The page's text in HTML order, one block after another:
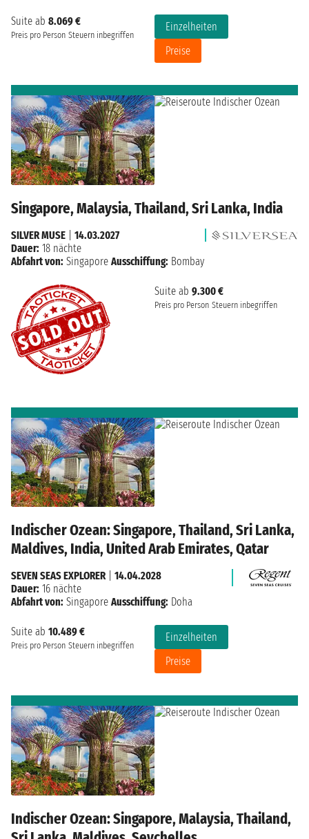
Suite ab 8.069 €
Preis pro Person Steuern inbegriffen
Einzelheiten
Preise
Singapore, Malaysia, Thailand, Sri Lanka, India
Suite ab 9.300 €
Preis pro Person Steuern inbegriffen
SILVER MUSE
14.03.2027
Dauer: 18 nächte
Abfahrt von: Singapore Ausschiffung: Bombay
Indischer Ozean: Singapore, Thailand, Sri Lanka,
Maldives, India, United Arab Emirates, Qatar
Suite ab 10.489 €
Preis pro Person Steuern inbegriffen
Einzelheiten
Preise
SEVEN SEAS EXPLORER| 14.04.2028
Dauer: 16 nächte
Abfahrt von: Singapore Ausschiffung: Doha
Indischer Ozean: Singapore, Malaysia, Thailand,